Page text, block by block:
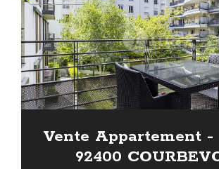
Vente Appartement -
92400